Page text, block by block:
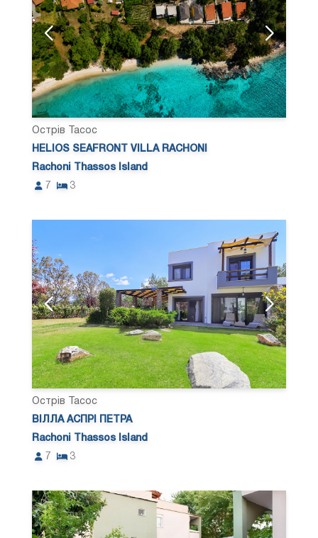
Острів Тасос
HELIOS SEAFRONT VILLA RACHONI
Rachoni Thassos Island
7
3
Острів Тасос
ВІЛЛА АСПРІ ПЕТРА
Rachoni Thassos Island
7
3